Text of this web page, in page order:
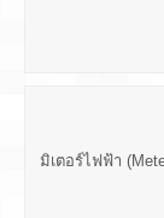
มิเตอร์ไฟฟ้า